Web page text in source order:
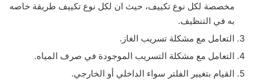
مخصصة لكل نوع تكييف، حيث ان لكل نوع تكييف طريقة خاصه
به في التنظيف.
التعامل مع مشكلة تسريب الغاز.
التعامل مع مشكلة التسريب الموجودة في صرف المياه.
القيام بتغيير الفلتر سواء الداخلي أو الخارجي.